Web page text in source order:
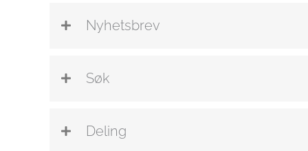
Nyhetsbrev
Søk
Deling